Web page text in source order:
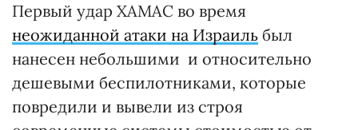
Первый удар ХАМАС во время
неожиданной атаки на Израиль был
нанесен небольшими и относительно
дешевыми беспилотниками, которые
повредили и вывели из строя